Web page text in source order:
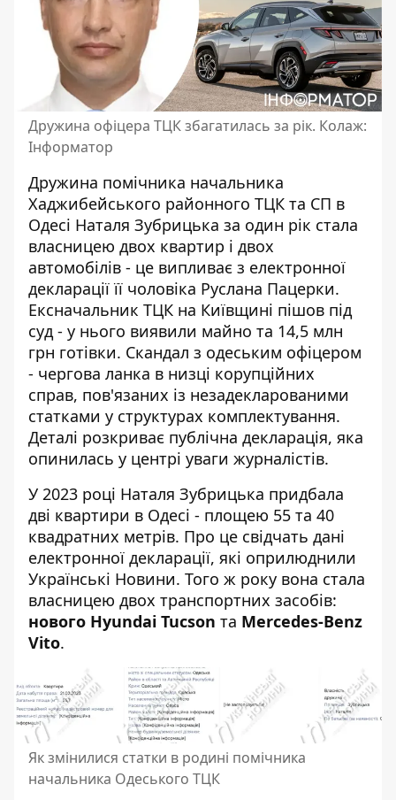
Дружина офіцера ТЦК збагатилась за рік. Колаж:
Інформатор
Дружина помічника начальника
Хаджибейського районного ТЦК та СП в
Одесі Наталя Зубрицька за один рік стала
власницею двох квартир і двох
автомобілів - це випливає з електронної
декларації її чоловіка Руслана Пацерки.
Ексначальник ТЦК на Київщині пішов під
суд - у нього виявили майно та 14,5 млн
грн готівки. Скандал з одеським офіцером
- чергова ланка в низці корупційних
справ, пов'язаних із незадекларованими
статками у структурах комплектування.
Деталі розкриває публічна декларація, яка
опинилась у центрі уваги журналістів.
У 2023 році Наталя Зубрицька придбала
дві квартири в Одесі - площею 55 та 40
квадратних метрів. Про це свідчать дані
електронної декларації, які оприлюднили
Українські Новини. Того ж року вона стала
власницею двох транспортних засобів:
нового Hyundai Tucson та Mercedes-Benz
Vito.
Як змінилися статки в родині помічника
начальника Одеського ТЦК